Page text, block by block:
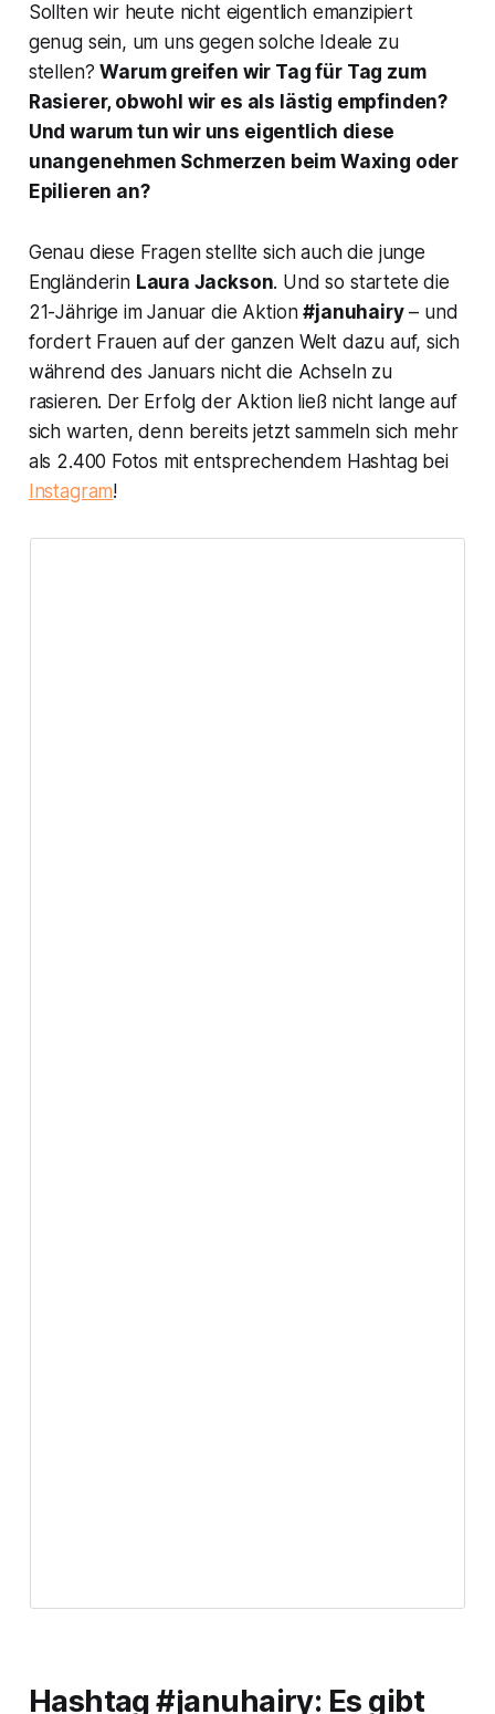
Sollten wir heute nicht eigentlich emanzipiert
genug sein, um uns gegen solche Ideale zu
stellen?Warum greifen wir Tag für Tag zum
Rasierer, obwohl wir es als lästig empfinden?
Und warum tun wir uns eigentlich diese
unangenehmen Schmerzen beim Waxing oder
Epilieren an?
Genau diese Fragen stellte sich auch die junge
Engländerin Laura Jackson. Und so startete die
21-Jährige im Januar die Aktion#januhairy– und
fordert Frauen auf der ganzen Welt dazu auf, sich
während des Januars nicht die Achseln zu
rasieren. Der Erfolg der Aktion ließ nicht lange auf
sich warten, denn bereits jetzt sammeln sich mehr
als 2.400 Fotos mit entsprechendem Hashtag bei
Instagram!
Hashtag #januhairy: Es gibt